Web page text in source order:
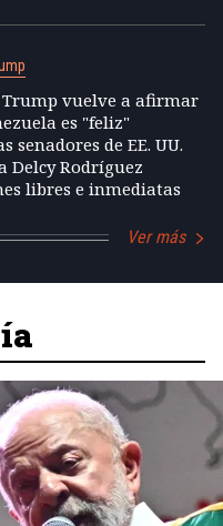
vuelve a afirmar
es "feliz"
senadores de EE. UU.
Delcy Rodríguez
libres e inmediatas
Ver más